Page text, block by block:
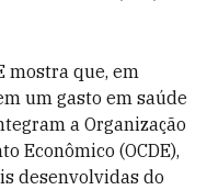
mostra que, em
um gasto em saúde
a Organização
Econômico (OCDE),
desenvolvidas do